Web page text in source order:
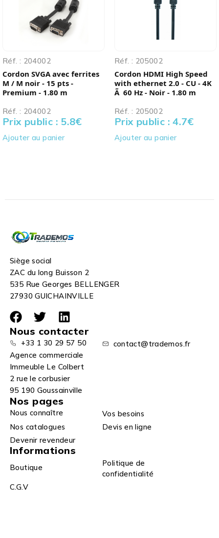
Réf. : 204002
Cordon SVGA avec ferrites
M / M noir - 15 pts -
Premium - 1.80 m
Réf. : 204002
Prix public : 5.8€
Ajouter au panier
Réf. : 205002
Cordon HDMI High Speed
with ethernet 2.0 - CU - 4K
Ã 60 Hz - Noir - 1.80 m
Réf. : 205002
Prix public : 4.7€
Ajouter au panier
Siège social
ZAC du long Buisson 2
535 Rue Georges BELLENGER
27930 GUICHAINVILLE
Nous contacter
+33 1 30 29 57 50
contact@trademos.fr
Agence commerciale
Immeuble Le Colbert
2 rue le corbusier
95 190 Goussainville
Nos pages
Nous connaître
Vos besoins
Nos catalogues
Devis en ligne
Devenir revendeur
Informations
Boutique
Politique de
confidentialité
C.G.V